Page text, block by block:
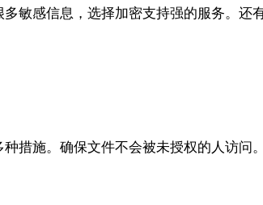
敏感信息，选择加密支持强的服务。
措施。确保文件不会被未授权的人访问。